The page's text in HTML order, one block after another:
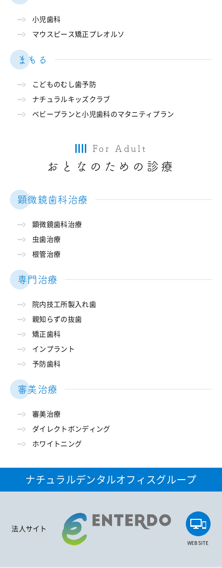
小児歯科
マウスピース矯正プレオルソ
まもる
こどものむし歯予防
ナチュラルキッズクラブ
ベビープランと小児歯科のマタニティプラン
For Adult
おとなのための診療
顕微鏡歯科治療
顕微鏡歯科治療
虫歯治療
根管治療
専門治療
院内技工所製入れ歯
親知らずの抜歯
矯正歯科
インプラント
予防歯科
審美治療
審美治療
ダイレクトボンディング
ホワイトニング
ナチュラルデンタルオフィスグループ
法人サイト
WEB SITE